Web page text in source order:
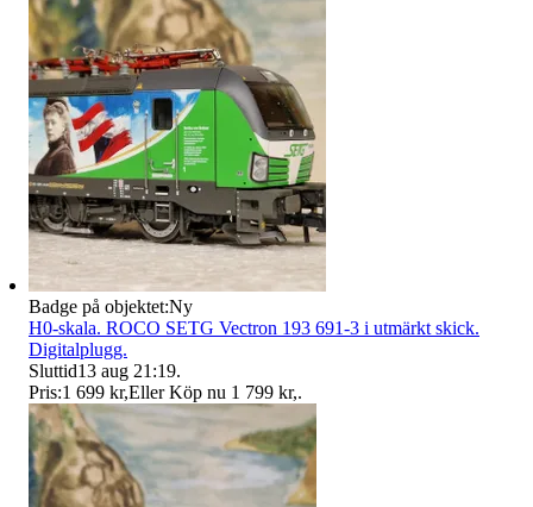
Badge på objektet:Ny
H0-skala. ROCO SETG Vectron 193 691-3 i utmärkt skick.
Digitalplugg.
Sluttid13 aug 21:19.
Pris:1 699 kr,Eller Köp nu 1 799 kr,.